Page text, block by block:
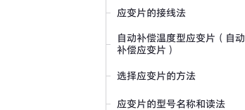
应变片的接线法
自动补偿温度型应变片（自动
补偿应变片）
选择应变片的方法
应变片的型号名称和读法